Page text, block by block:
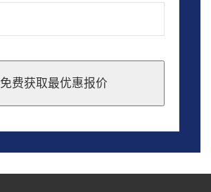
免费获取最优惠报价